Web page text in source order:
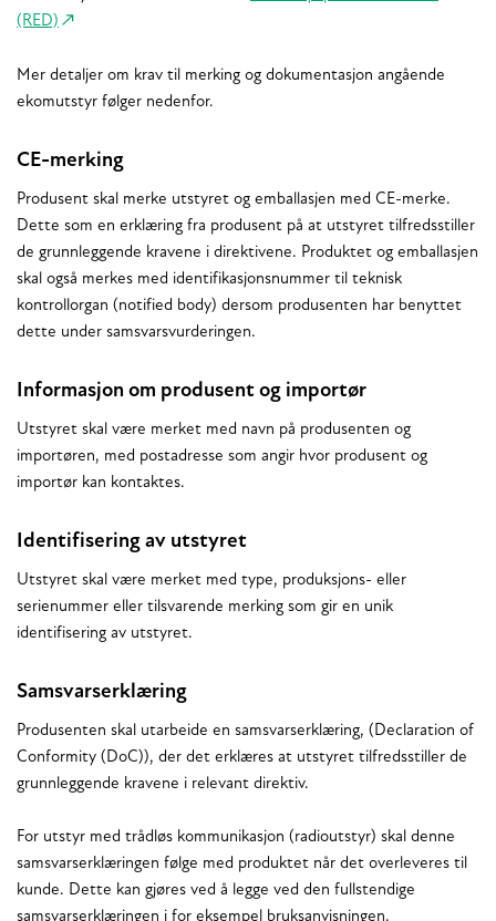
(RED)
Mer detaljer om krav til merking og dokumentasjon angående
ekomutstyr følger nedenfor.
CE-merking
Produsent skal merke utstyret og emballasjen med CE-merke.
Dette som en erklæring fra produsent på at utstyret tilfredsstiller
de grunnleggende kravene i direktivene. Produktet og emballasjen
skal også merkes med identifikasjonsnummer til teknisk
kontrollorgan (notified body) dersom produsenten har benyttet
dette under samsvarsvurderingen.
Informasjon om produsent og importør
Utstyret skal være merket med navn på produsenten og
importøren, med postadresse som angir hvor produsent og
importør kan kontaktes.
Identifisering av utstyret
Utstyret skal være merket med type, produksjons- eller
serienummer eller tilsvarende merking som gir en unik
identifisering av utstyret.
Samsvarserklæring
Produsenten skal utarbeide en samsvarserklæring, (Declaration of
Conformity (DoC)), der det erklæres at utstyret tilfredsstiller de
grunnleggende kravene i relevant direktiv.
For utstyr med trådløs kommunikasjon (radioutstyr) skal denne
samsvarserklæringen følge med produktet når det overleveres til
kunde. Dette kan gjøres ved å legge ved den fullstendige
samsvarserklæringen i for eksempel bruksanvisningen.